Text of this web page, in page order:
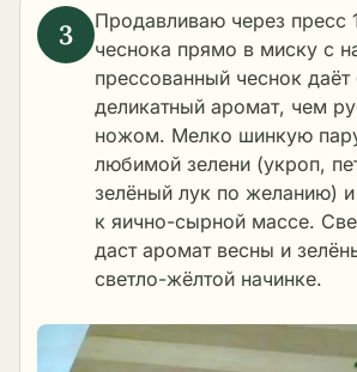
Продавливаю через пресс
чеснока прямо в миску с
прессованный чеснок даёт
деликатный аромат, чем
ножом. Мелко шинкую
любимой зелени (укроп,
зелёный лук по желанию)
к яично-сырной массе.
даст аромат весны и
светло-жёлтой начинке.